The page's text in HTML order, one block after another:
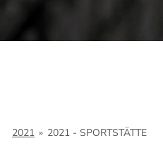
2021 » 2021 - SPORTSTÄTTE